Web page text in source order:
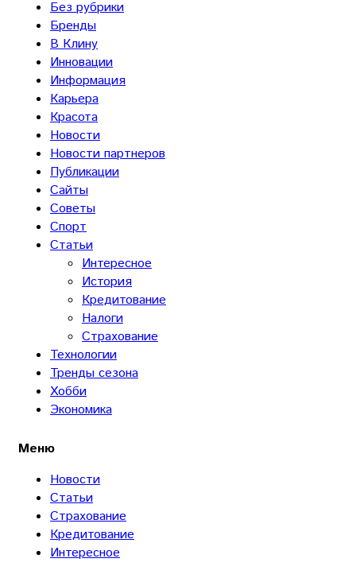
Без рубрики
Бренды
В Клину
Инновации
Информация
Карьера
Красота
Новости
Новости партнеров
Публикации
Сайты
Советы
Спорт
Статьи
Интересное
История
Кредитование
Налоги
Страхование
Технологии
Тренды сезона
Хобби
Экономика
Меню
Новости
Статьи
Страхование
Кредитование
Интересное